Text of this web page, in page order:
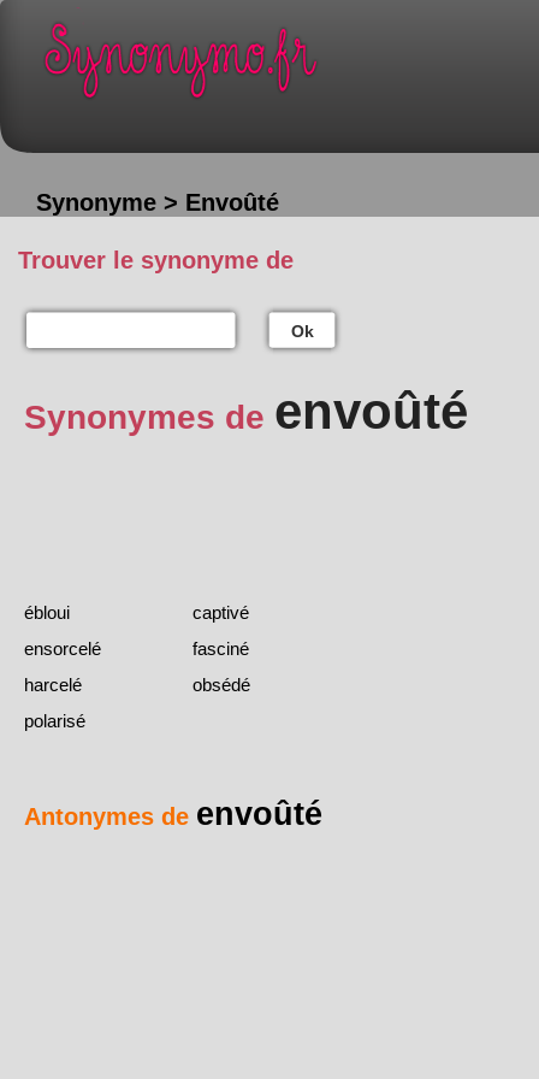
Synonyme > Envoûté
Trouver le synonyme de
Ok
Synonymes de envoûté
ébloui
captivé
ensorcelé
fasciné
harcelé
obsédé
polarisé
Antonymes de envoûté